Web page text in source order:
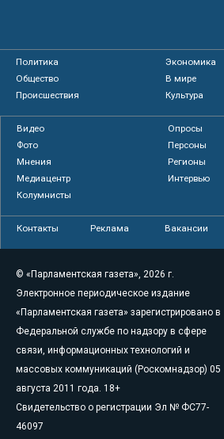
Политика
Экономика
Общество
В мире
Происшествия
Культура
Видео
Опросы
Фото
Персоны
Мнения
Регионы
Медиацентр
Интервью
Колумнисты
Контакты Реклама Вакансии
© «Парламентская газета», 2026 г.
Электронное периодическое издание
«Парламентская газета» зарегистрировано в
Федеральной службе по надзору в сфере
связи, информационных технологий и
массовых коммуникаций (Роскомнадзор) 05
августа 2011 года. 18+
Свидетельство о регистрации Эл № ФС77-
46097